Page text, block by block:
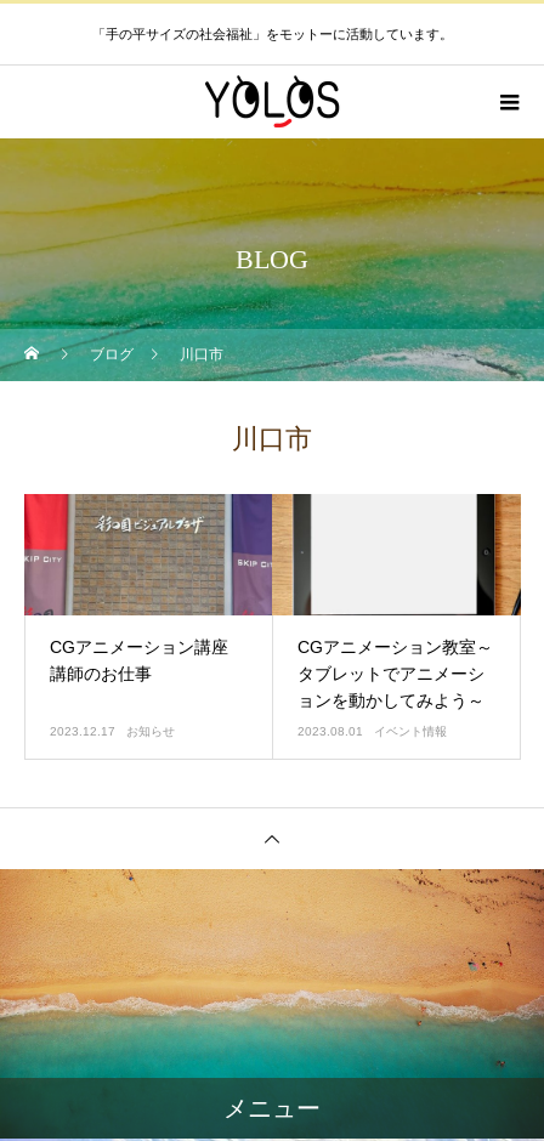
「手の平サイズの社会福祉」をモットーに活動しています。
BLOG
ブログ 川口市
川口市
CGアニメーション講座
講師のお仕事
2023.12.17 お知らせ
CGアニメーション教室～
タブレットでアニメーシ
ョンを動かしてみよう～
2023.08.01 イベント情報
メニュー